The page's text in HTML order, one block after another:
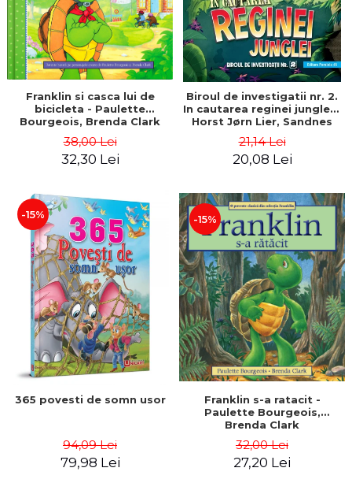
Franklin si casca lui de
bicicleta - Paulette
Bourgeois, Brenda Clark
38,00 Lei
32,30 Lei
Biroul de investigatii nr. 2.
In cautarea reginei junglei -
Horst Jørn Lier, Sandnes
21,14 Lei
20,08 Lei
-15%
365 povesti de somn usor
94,09 Lei
79,98 Lei
-15%
Franklin s-a ratacit -
Paulette Bourgeois,
Brenda Clark
32,00 Lei
27,20 Lei